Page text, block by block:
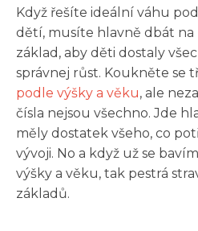
Když řešíte ideální váhu
dětí, musíte hlavně dbát na
základ, aby děti dostaly
správnej růst. Koukněte se
podle výšky a věku, ale
čísla nejsou všechno. Jde
měly dostatek všeho, co
vývoji. No a když už se
výšky a věku, tak pestrá
základů.